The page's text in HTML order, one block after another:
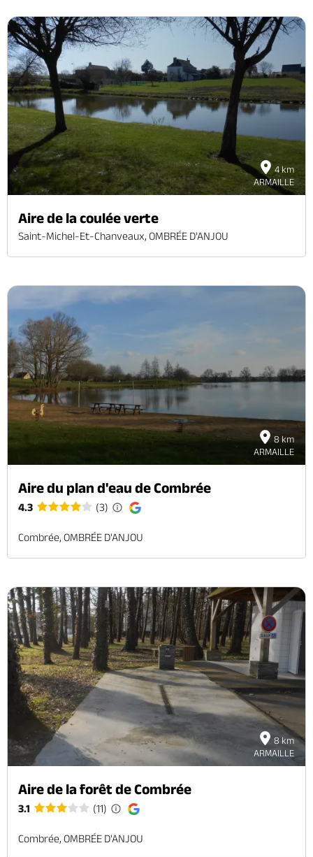
4 km
ARMAILLE
Aire de la coulée verte
Saint-Michel-Et-Chanveaux, OMBRÉE D'ANJOU
8 km
ARMAILLE
Aire du plan d'eau de Combrée
4.3 (3)
Combrée, OMBRÉE D'ANJOU
8 km
ARMAILLE
Aire de la forêt de Combrée
3.1 (11)
Combrée, OMBRÉE D'ANJOU